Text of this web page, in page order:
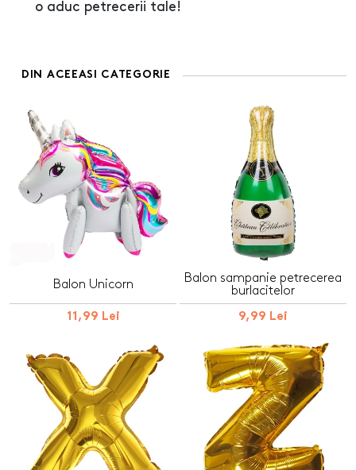
o aduc petrecerii tale!
DIN ACEEASI CATEGORIE
Balon Unicorn
11,99 Lei
Balon sampanie petrecerea
burlacitelor
9,99 Lei